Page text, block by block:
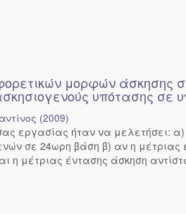
μορφών άσκησης
υπότασης σε
(2009)
εργασίας ήταν να μελετήσει:
σε 24ωρη βάση β) αν η μέτριας
η μέτριας έντασης άσκηση